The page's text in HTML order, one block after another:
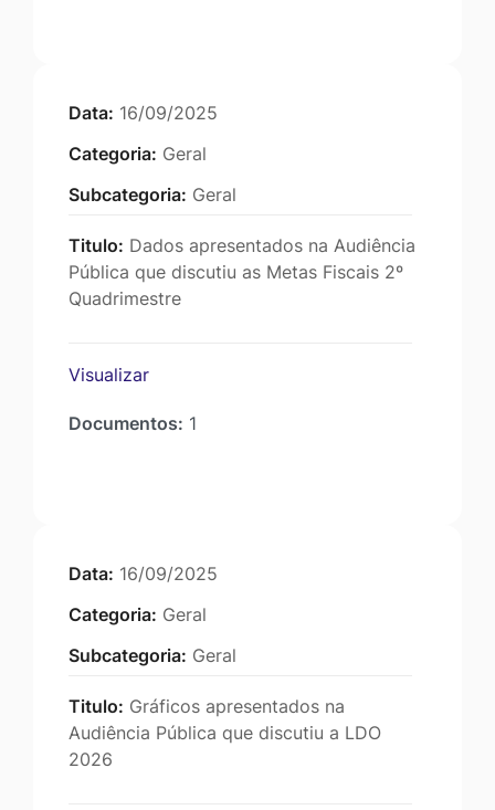
Data: 16/09/2025
Categoria: Geral
Subcategoria: Geral
Titulo: Dados apresentados na Audiência
Pública que discutiu as Metas Fiscais 2º
Quadrimestre
Visualizar
Documentos: 1
Data: 16/09/2025
Categoria: Geral
Subcategoria: Geral
Titulo: Gráficos apresentados na
Audiência Pública que discutiu a LDO
2026